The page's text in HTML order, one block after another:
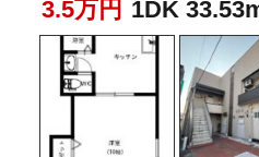
3.5万円 1DK